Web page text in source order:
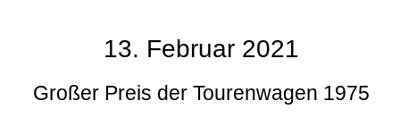
13. Februar 2021
Großer Preis der Tourenwagen 1975